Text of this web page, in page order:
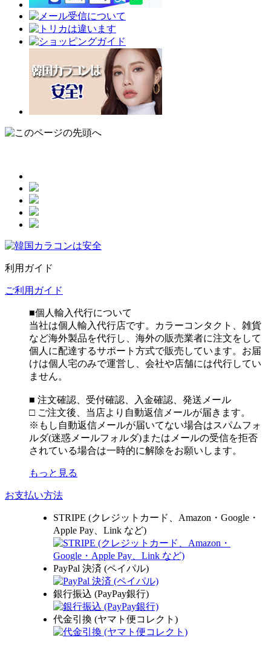
利用ガイド
ご利用ガイド
■個人輸入代行について
当社は個人輸入代行店です。カラーコンタクト、雑貨
など海外製品を代行し、海外の販売業者に注文をして
個人に配達するサポート方式で販売しています。お届
けは個人宅のみで運営し、会社や店舗には代行してい
ません。
■ 注文確認、受付確認、入金確認、発送メール
□ ご注文後、当店より自動返信メールが届きます。
※もし自動返信メールが届いてない場合はスパムフォ
ルダ(迷惑メールフォルダ)またはメールの受信を拒否
されている場合は一時的に解除をお願いします。
もっと見る
お支払い方法
STRIPE (クレジットカード、Amazon・Google・
Apple Pay、Link など)
PayPal 決済 (ペイパル)
銀行振込 (PayPay銀行)
代金引換 (ヤマト便コレクト)